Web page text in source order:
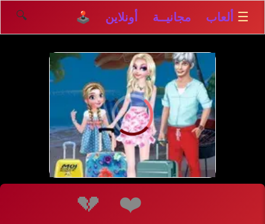
☰ ألعاب مجانيــة أونلاين 🕹️ 🔍
إلعــــب
❤️
💔